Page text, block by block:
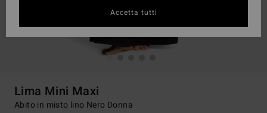
Lima Mini Maxi
Abito in misto lino Nero Donna
Accetta tutti